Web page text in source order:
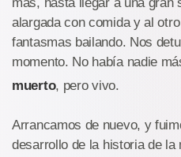
alargada con comida y al
fantasmas bailando. Nos
momento. No había nadie
muerto, pero vivo.
Arrancamos de nuevo, y
desarrollo de la historia de